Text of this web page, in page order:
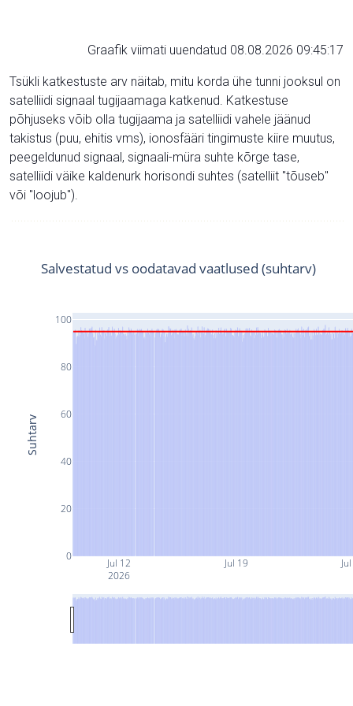
Graafik viimati uuendatud 08.08.2026 09:45:17
Tsükli katkestuste arv näitab, mitu korda ühe tunni jooksul on
satelliidi signaal tugijaamaga katkenud. Katkestuse
põhjuseks võib olla tugijaama ja satelliidi vahele jäänud
takistus (puu, ehitis vms), ionosfääri tingimuste kiire muutus,
peegeldunud signaal, signaali-müra suhte kõrge tase,
satelliidi väike kaldenurk horisondi suhtes (satelliit "tõuseb"
või "loojub").
Jul 12
2026
Jul 19
0
20
40
60
80
100
Salvestatud vs oodatavad vaatlused (suhtarv)
Suhtarv